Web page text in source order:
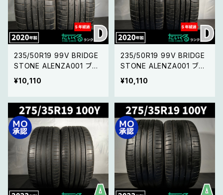
235/50R19 99V BRIDGE
STONE ALENZA001 ブリ
ヂストン アレンザ001 【20
年製 】2本セット②
¥10,110
235/50R19 99V BRIDGE
STONE ALENZA001 ブリ
ヂストン アレンザ001 【20
年製 】 2本セット
¥10,110